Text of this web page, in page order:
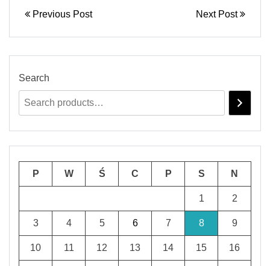
Previous Post Next Post
Search
P W Ś C P S N
1 2
3 4 5 6 7 8 9
10 11 12 13 14 15 16